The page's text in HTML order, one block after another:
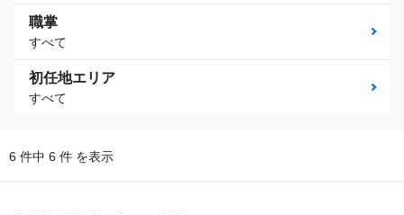
職掌
すべて
初任地エリア
すべて
6 件中 6 件 を表示